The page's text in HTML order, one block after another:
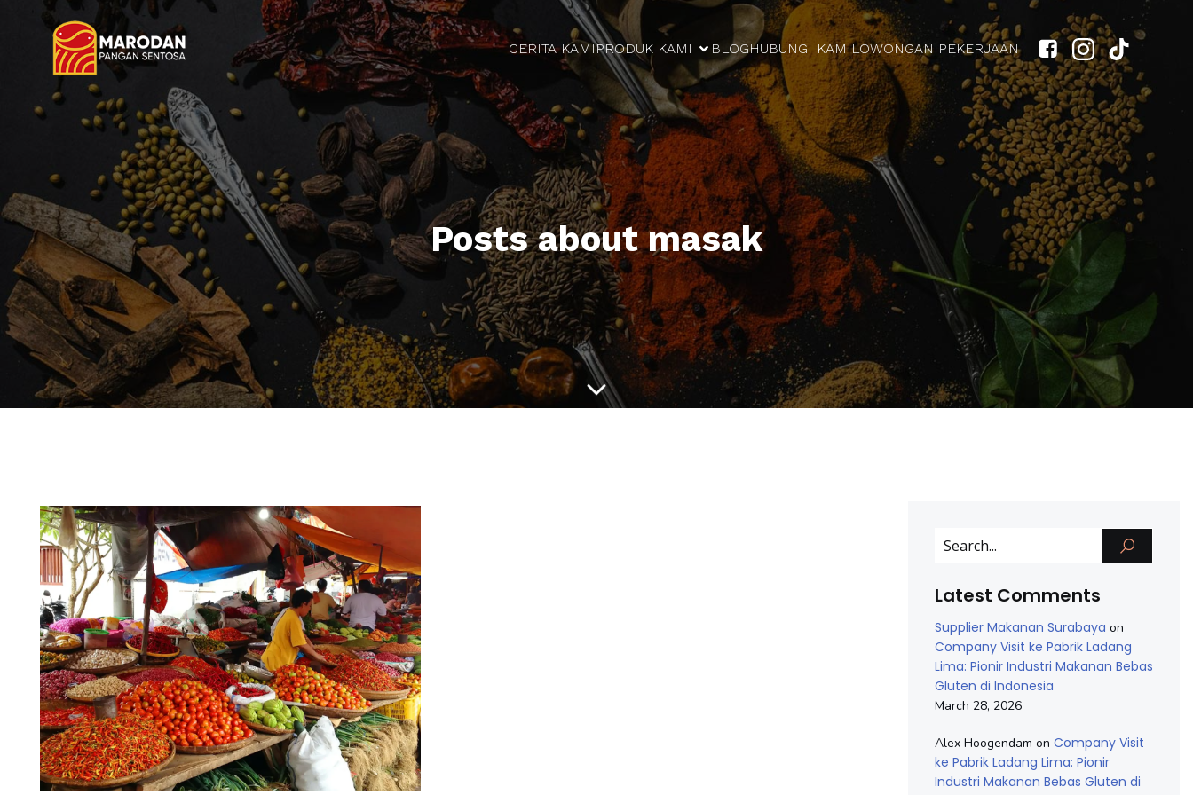
CERITA KAMIPRODUK KAMI BLOGHUBUNGI KAMILOWONGAN PEKERJAAN
Posts about masak
Latest Comments
Supplier Makanan Surabaya on
Company Visit ke Pabrik Ladang
Lima: Pionir Industri Makanan Bebas
Gluten di Indonesia
March 28, 2026
Alex Hoogendam on Company Visit
ke Pabrik Ladang Lima: Pionir
Industri Makanan Bebas Gluten di